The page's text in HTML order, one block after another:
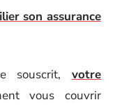
son assurance
souscrit, votre
vous couvrir